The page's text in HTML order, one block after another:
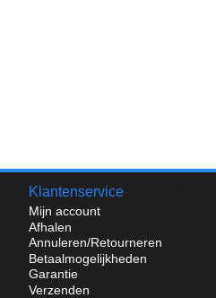
Klantenservice
Mijn account
Afhalen
Annuleren/Retourneren
Betaalmogelijkheden
Garantie
Verzenden